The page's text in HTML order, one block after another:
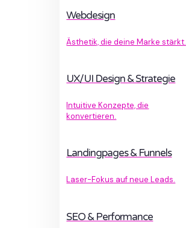
Webdesign
Ästhetik, die deine Marke stärkt.
UX/UI Design & Strategie
Intuitive Konzepte, die
konvertieren.
Landingpages & Funnels
Laser-Fokus auf neue Leads.
SEO & Performance